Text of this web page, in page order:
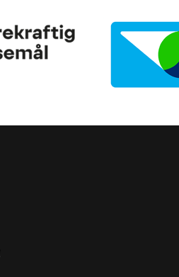
Miljøfyrtårn